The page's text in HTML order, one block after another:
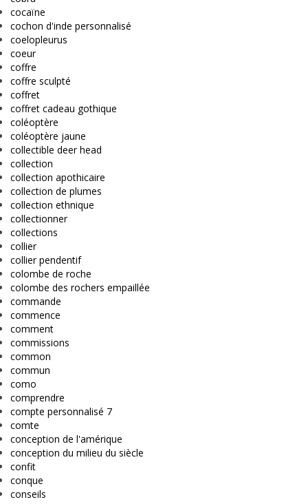
cocaïne
cochon d'inde personnalisé
coelopleurus
coeur
coffre
coffre sculpté
coffret
coffret cadeau gothique
coléoptère
coléoptère jaune
collectible deer head
collection
collection apothicaire
collection de plumes
collection ethnique
collectionner
collections
collier
collier pendentif
colombe de roche
colombe des rochers empaillée
commande
commence
comment
commissions
common
commun
como
comprendre
compte personnalisé 7
comte
conception de l'amérique
conception du milieu du siècle
confit
conque
conseils